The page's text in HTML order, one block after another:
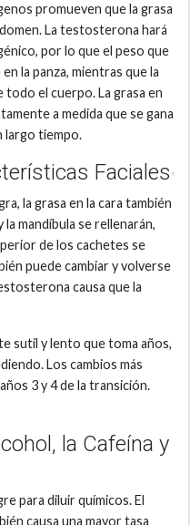
promueven que la grasa
La testosterona hará
por lo que el peso que
la panza, mientras que la
todo el cuerpo. La grasa en
a medida que se gana
largo tiempo.
Faciales
la grasa en la cara también
mandíbula se rellenarán,
de los cachetes se
puede cambiar y volverse
causa que la
sutil y lento que toma años,
Los cambios más
3 y 4 de la transición.
la Cafeína y
para diluir químicos. El
causa una mayor tasa